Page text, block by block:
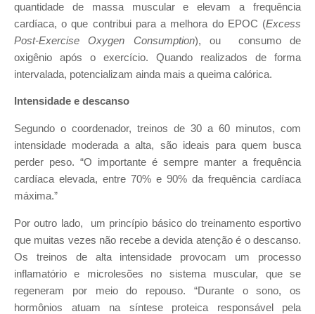
quantidade de massa muscular e elevam a frequência
cardíaca, o que contribui para a melhora do EPOC (Excess
Post-Exercise Oxygen Consumption), ou consumo de
oxigênio após o exercício. Quando realizados de forma
intervalada, potencializam ainda mais a queima calórica.
Intensidade e descanso
Segundo o coordenador, treinos de 30 a 60 minutos, com
intensidade moderada a alta, são ideais para quem busca
perder peso. “O importante é sempre manter a frequência
cardíaca elevada, entre 70% e 90% da frequência cardíaca
máxima.”
Por outro lado, um princípio básico do treinamento esportivo
que muitas vezes não recebe a devida atenção é o descanso.
Os treinos de alta intensidade provocam um processo
inflamatório e microlesões no sistema muscular, que se
regeneram por meio do repouso. “Durante o sono, os
hormônios atuam na síntese proteica responsável pela